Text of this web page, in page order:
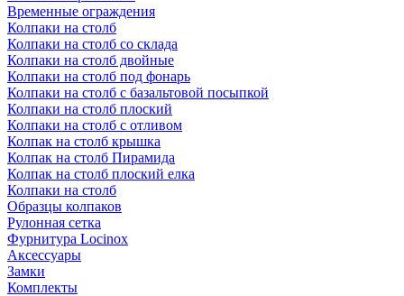
Временные ограждения
Колпаки на столб
Колпаки на столб со склада
Колпаки на столб двoйные
Колпаки на столб под фонарь
Колпаки на столб с базальтовой посыпкой
Колпаки на столб плоский
Колпаки на столб с отливом
Колпак на столб крышка
Колпак на столб Пирамида
Колпак на столб плоский елка
Колпаки на столб
Образцы колпаков
Рулонная сетка
Фурнитура Locinox
Аксессуары
Замки
Комплекты